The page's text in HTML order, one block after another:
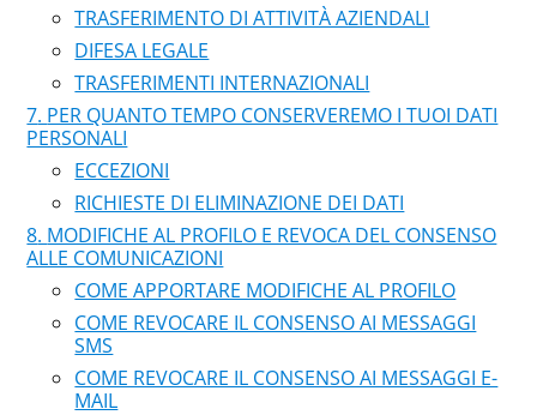
TRASFERIMENTO DI ATTIVITÀ AZIENDALI
DIFESA LEGALE
TRASFERIMENTI INTERNAZIONALI
PER QUANTO TEMPO CONSERVEREMO I TUOI DATI
PERSONALI
ECCEZIONI
RICHIESTE DI ELIMINAZIONE DEI DATI
MODIFICHE AL PROFILO E REVOCA DEL CONSENSO
ALLE COMUNICAZIONI
COME APPORTARE MODIFICHE AL PROFILO
COME REVOCARE IL CONSENSO AI MESSAGGI
SMS
COME REVOCARE IL CONSENSO AI MESSAGGI E-
MAIL